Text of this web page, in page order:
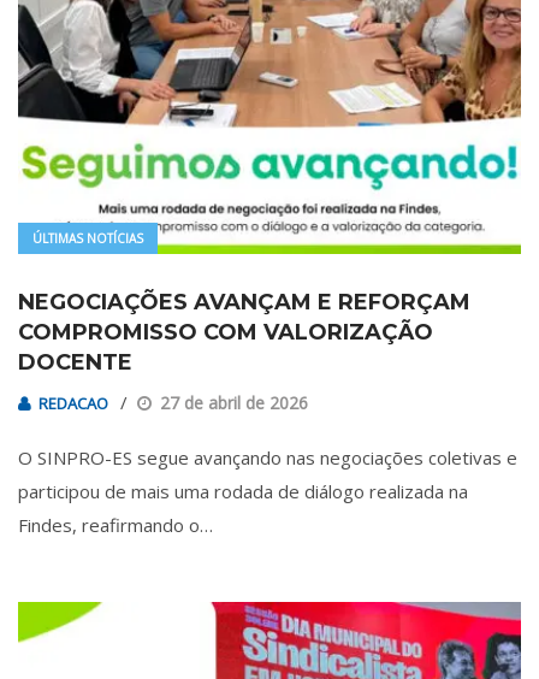
ÚLTIMAS NOTÍCIAS
NEGOCIAÇÕES AVANÇAM E REFORÇAM
COMPROMISSO COM VALORIZAÇÃO
DOCENTE
REDACAO 27 de abril de 2026
O SINPRO-ES segue avançando nas negociações coletivas e
participou de mais uma rodada de diálogo realizada na
Findes, reafirmando o…